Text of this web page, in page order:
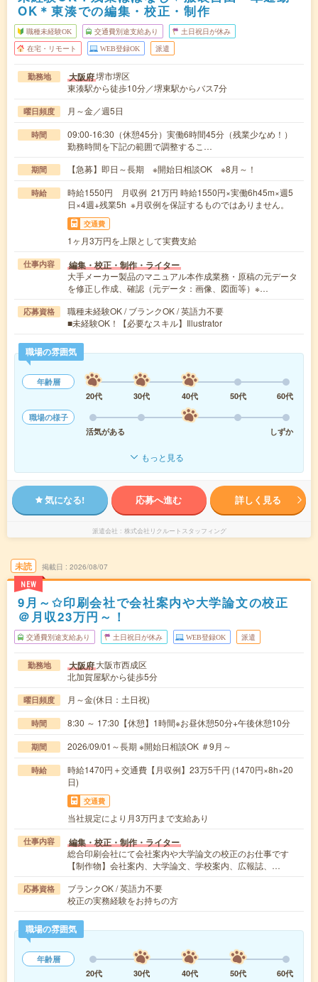
OK＊東湊での編集・校正・制作
職種未経験OK 交通費別途支給あり 土日祝日が休み
在宅・リモート WEB登録OK 派遣
勤務地 大阪府堺市堺区
東湊駅から徒歩10分／堺東駅からバス7分
曜日頻度 月～金／週5日
時間
09:00-16:30（休憩45分）実働6時間45分（残業少なめ！）
勤務時間を下記の範囲で調整するこ…
期間 【急募】即日～長期 ※開始日相談OK ※8月～！
時給
時給1550円 月収例 21万円 時給1550円×実働6h45m×週5
日×4週+残業5h ※月収例を保証するものではありません。
交通費
1ヶ月3万円を上限として実費支給
仕事内容 編集・校正・制作・ライター
大手メーカー製品のマニュアル本作成業務・原稿の元データ
を修正し作成、確認（元データ：画像、図面等）※…
応募資格
職種未経験OK / ブランクOK / 英語力不要
■未経験OK！【必要なスキル】Illustrator
職場の雰囲気
年齢層
20代
30代 40代 50代
60代
職場の様子
活気がある
しずか
もっと見る
気になる! 応募へ進む 詳しく見る
派遣会社 株式会社リクルートスタッフィング
未読
NEW
掲載日 2026/08/07
9月～✩印刷会社で会社案内や大学論文の校正
＠月収23万円～！
交通費別途支給あり 土日祝日が休み WEB登録OK 派遣
勤務地 大阪府大阪市西成区
北加賀屋駅から徒歩5分
曜日頻度 月～金(休日：土日祝)
時間 8:30 ～ 17:30【休憩】1時間※お昼休憩50分+午後休憩10分
期間 2026/09/01～長期 ※開始日相談OK ＃9月～
時給
時給1470円＋交通費【月収例】23万5千円 (1470円×8h×20
日)
交通費
当社規定により月3万円まで支給あり
仕事内容 編集・校正・制作・ライター
総合印刷会社にて会社案内や大学論文の校正のお仕事です
【制作物】会社案内、大学論文、学校案内、広報誌、…
応募資格
ブランクOK / 英語力不要
校正の実務経験をお持ちの方
職場の雰囲気
年齢層
20代
30代 40代 50代
60代